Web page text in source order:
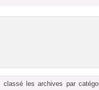
les archives par